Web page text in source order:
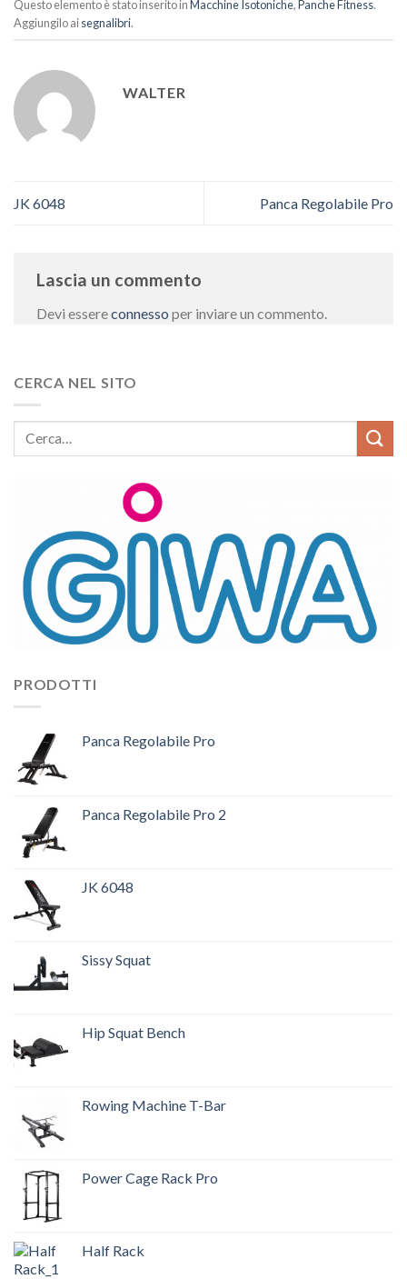
Questo elemento è stato inserito inMacchine Isotoniche,Panche Fitness.
Aggiungilo aisegnalibri.
WALTER
JK 6048 Panca Regolabile Pro
Lascia un commento
Devi essereconnesso per inviare un commento.
CERCA NEL SITO
PRODOTTI
Panca Regolabile Pro
Panca Regolabile Pro 2
JK 6048
Sissy Squat
Hip Squat Bench
Rowing Machine T-Bar
Power Cage Rack Pro
Half Rack